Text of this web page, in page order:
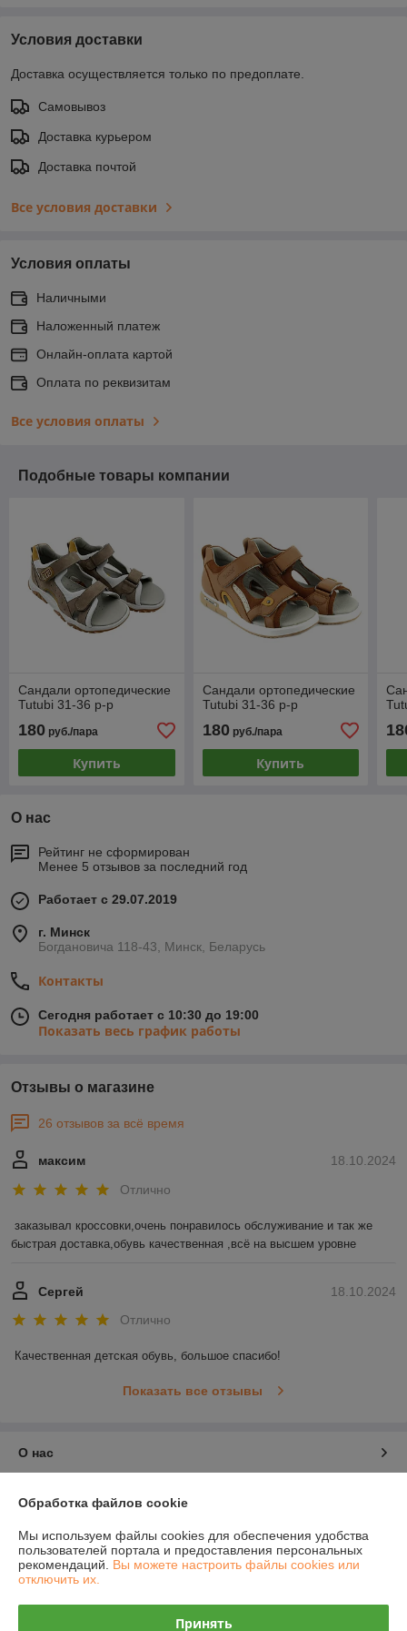
Условия доставки
Доставка осуществляется только по предоплате.
Самовывоз
Доставка курьером
Доставка почтой
Все условия доставки
Условия оплаты
Наличными
Наложенный платеж
Онлайн-оплата картой
Оплата по реквизитам
Все условия оплаты
Подобные товары компании
Сандали ортопедические
Tutubi 31-36 р-р
180 руб./пара
Купить
Сандали ортопедические
Tutubi 31-36 р-р
180руб./пара
Купить
О нас
Рейтинг не сформирован
Менее 5 отзывов за последний год
Работает с 29.07.2019
г. Минск
Богдановича 118-43, Минск, Беларусь
Контакты
Сегодня работает с 10:30 до 19:00
Показать весь график работы
Отзывы о магазине
26 отзывов за всё время
18.10.2024
максим
Отлично
заказывал кроссовки,очень понравилось обслуживание и так же
быстрая доставка,обувь качественная ,всё на высшем уровне
18.10.2024
Сергей
Отлично
Качественная детская обувь, большое спасибо!
Показать все отзывы
О нас
Контакты
Доставка и оплата
График работы
Обработка файлов cookie
Мы используем файлы cookies для обеспечения удобства
пользователей портала и предоставления персональных
рекомендаций. Вы можете настроить файлы cookies или
отключить их.
Принять